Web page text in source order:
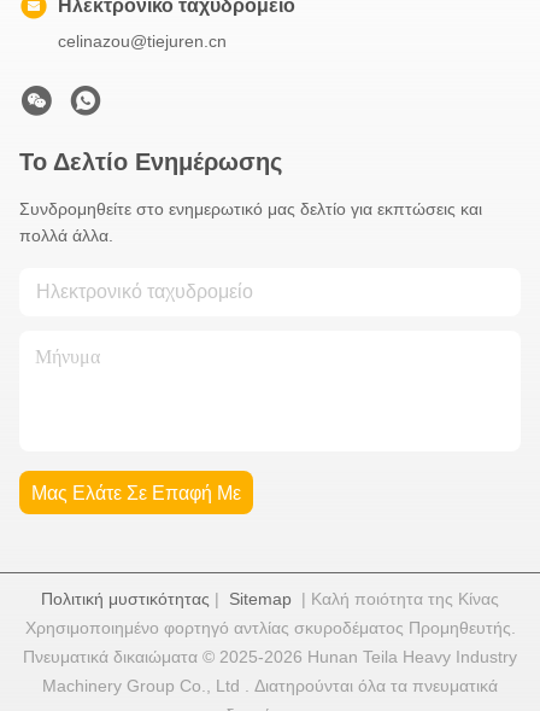
Ηλεκτρονικό ταχυδρομείο
celinazou@tiejuren.cn
Το Δελτίο Ενημέρωσης
Συνδρομηθείτε στο ενημερωτικό μας δελτίο για εκπτώσεις και
πολλά άλλα.
Μας Ελάτε Σε Επαφή Με
Πολιτική μυστικότητας | Sitemap | Καλή ποιότητα της Κίνας
Χρησιμοποιημένο φορτηγό αντλίας σκυροδέματος Προμηθευτής.
Πνευματικά δικαιώματα © 2025-2026 Hunan Teila Heavy Industry
Machinery Group Co., Ltd . Διατηρούνται όλα τα πνευματικά